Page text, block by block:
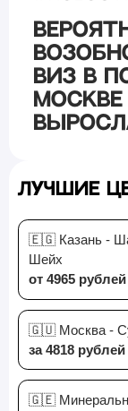
виз в
Лучшие
🇪🇬 Казань -
Шейх
от 4965 рублей
🇬🇺 Москва -
за 4818 рублей
🇬🇪